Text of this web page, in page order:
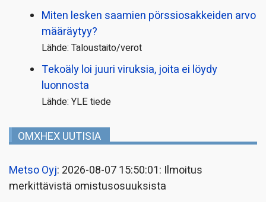
Miten lesken saamien pörssi­osakkeiden arvo
määräytyy?
Lähde: Taloustaito/verot
Tekoäly loi juuri viruksia, joita ei löydy
luonnosta
Lähde: YLE tiede
OMXHEX UUTISIA
Metso Oyj: 2026-08-07 15:50:01: Ilmoitus
merkittävistä omistusosuuksista